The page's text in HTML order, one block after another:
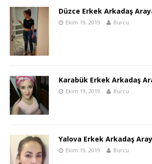
Düzce Erkek Arkadaş
Ekim 19, 2019 Burcu
Karabük Erkek Arkadaş
Ekim 19, 2019 Burcu
Yalova Erkek Arkadaş
Ekim 19, 2019 Burcu